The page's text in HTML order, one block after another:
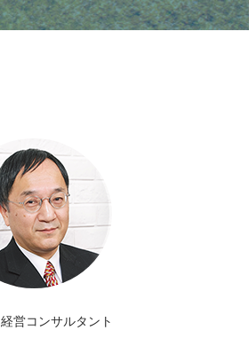
経営コンサルタント